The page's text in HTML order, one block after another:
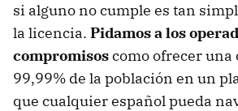
si alguno no cumple es tan
la licencia. Pidamos a los
compromisoscomo ofrecer una
99,99% de la población en un
que cualquier español pueda